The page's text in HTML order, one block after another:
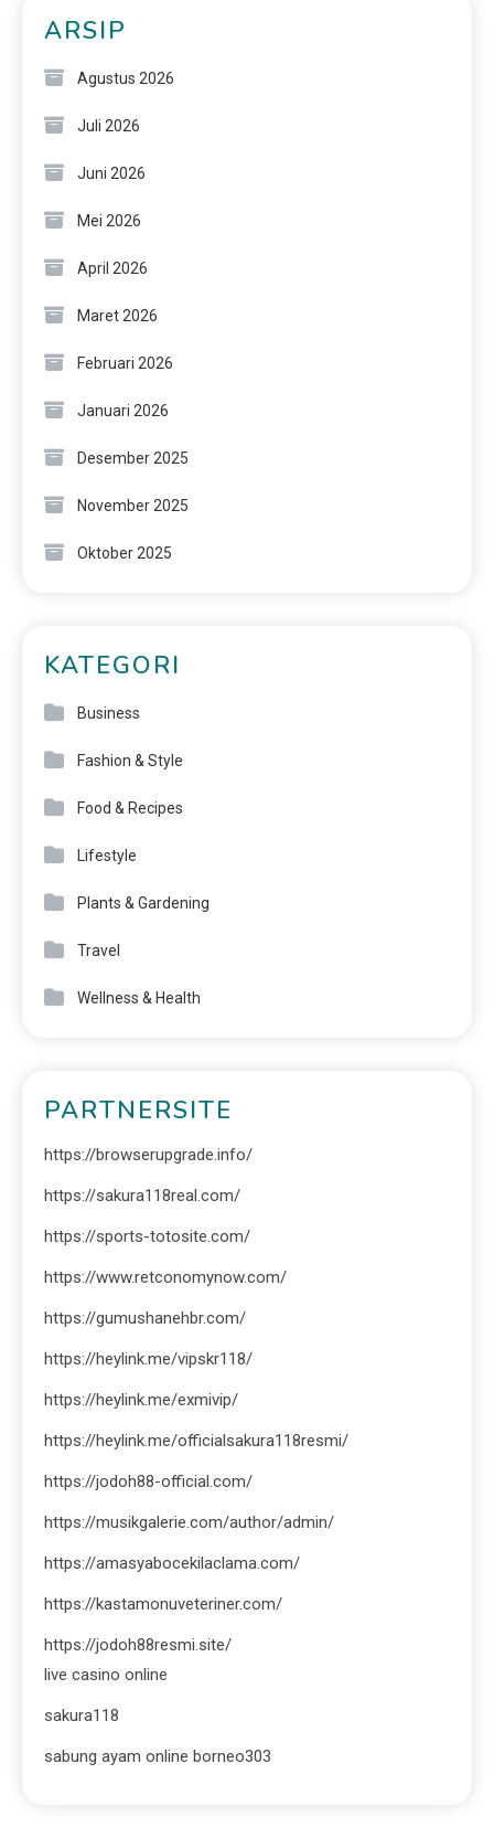
ARSIP
Agustus 2026
Juli 2026
Juni 2026
Mei 2026
April 2026
Maret 2026
Februari 2026
Januari 2026
Desember 2025
November 2025
Oktober 2025
KATEGORI
Business
Fashion & Style
Food & Recipes
Lifestyle
Plants & Gardening
Travel
Wellness & Health
PARTNERSITE
https://browserupgrade.info/
https://sakura118real.com/
https://sports-totosite.com/
https://www.retconomynow.com/
https://gumushanehbr.com/
https://heylink.me/vipskr118/
https://heylink.me/exmivip/
https://heylink.me/officialsakura118resmi/
https://jodoh88-official.com/
https://musikgalerie.com/author/admin/
https://amasyabocekilaclama.com/
https://kastamonuveteriner.com/
https://jodoh88resmi.site/
live casino online
sakura118
sabung ayam online borneo303